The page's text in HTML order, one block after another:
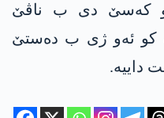
كه‌سێ دی ب ناڤێ
كو ئه‌و ژی ب ده‌ستێ
داییه‌.